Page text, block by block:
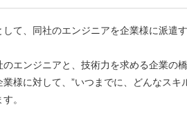
て、同社のエンジニアを企業様に派遣
エンジニアと、技術力を求める企業の
様に対して、”いつまでに、どんなスキ
。